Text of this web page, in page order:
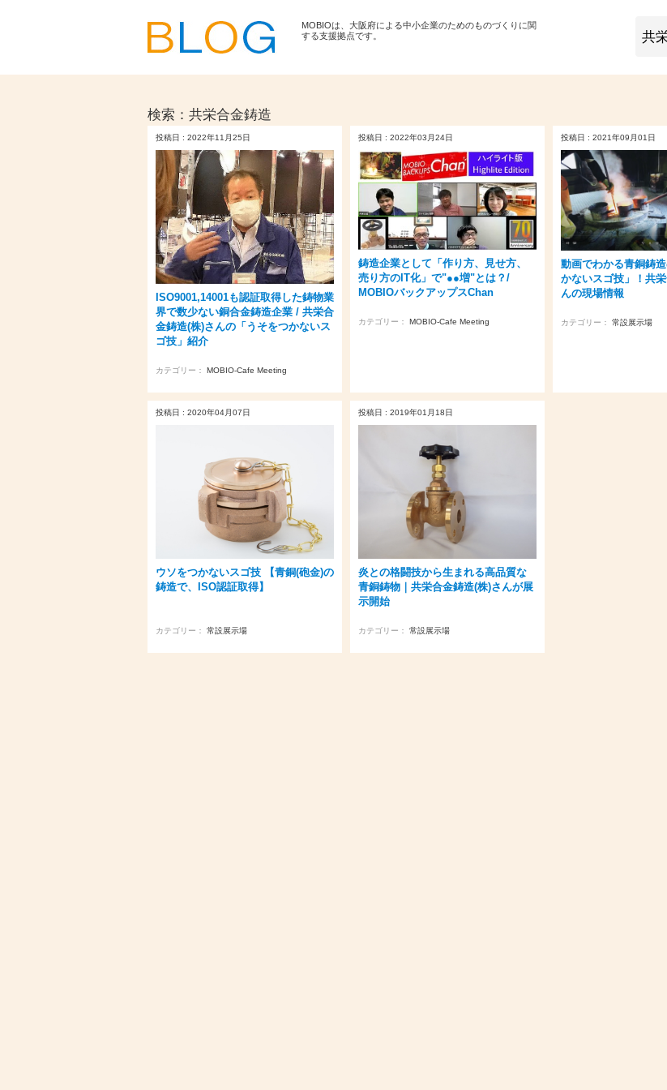
MOBIOは、大阪府による中小企業のためのものづくりに関
する支援拠点です。
検索： 共栄合金鋳造
投稿日 : 2022年11月25日
ISO9001,14001も認証取得した鋳物業
界で数少ない銅合金鋳造企業 / 共栄合
金鋳造(株)さんの「うそをつかないス
ゴ技」紹介
カテゴリー： MOBIO-Cafe Meeting
投稿日 : 2022年03月24日
鋳造企業として「作り方、見せ方、
売り方のIT化」で"●●増"とは？/
MOBIOバックアップスChan
カテゴリー： MOBIO-Cafe Meeting
投稿日 : 2021年09月01日
動画でわかる青銅鋳
かないスゴ技」！共
んの現場情報
カテゴリー： 常設展示場
投稿日 : 2020年04月07日
ウソをつかないスゴ技 【青銅(砲金)の
鋳造で、ISO認証取得】
カテゴリー： 常設展示場
投稿日 : 2019年01月18日
炎との格闘技から生まれる高品質な
青銅鋳物｜共栄合金鋳造(株)さんが展
示開始
カテゴリー： 常設展示場